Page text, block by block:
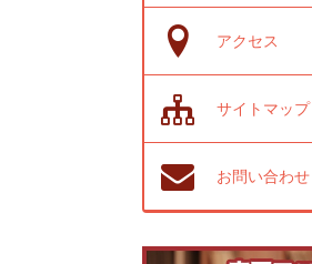
アクセス
サイトマップ
お問い合わせ